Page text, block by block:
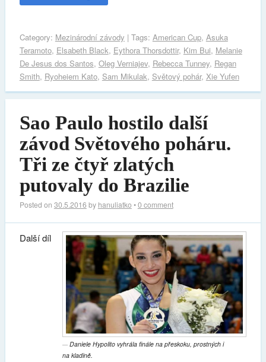
Category: Mezinárodní závody | Tags: American Cup, Asuka
Teramoto, Elsabeth Black, Eythora Thorsdottir, Kim Bui, Melanie
De Jesus dos Santos, Oleg Verniajev, Rebecca Tunney, Regan
Smith, Ryoheiem Kato, Sam Mikulak, Světový pohár, Xie Yufen
Sao Paulo hostilo další
závod Světového poháru.
Tři ze čtyř zlatých
putovaly do Brazilie
Posted on 30.5.2016 by hanuliatko •0 comment
Daniele Hypolito vyhrála finále na přeskoku, prostných i
na kladině.
Další díl